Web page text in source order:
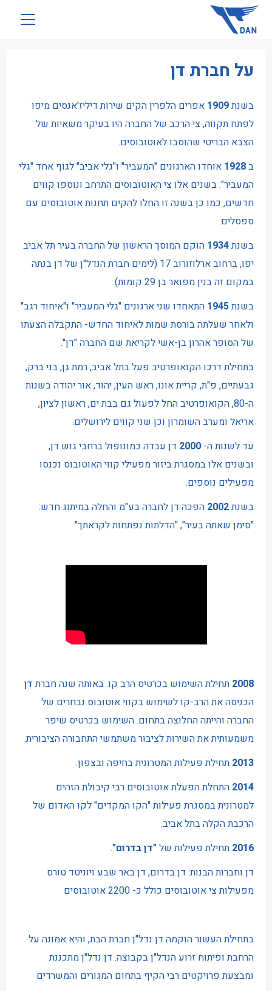
שִׂים
מֻפְעֶלֶת
נָגִישׁ
בִּקְלִיק
הַמְּסַיַּעַת
הָאֲתָר.
על חברת דן
בשנת1909 אפרים הלפרין הקים שירות דיליז'אנסים מיפו
לפתח תקווה, צי הרכב של החברה היו בעיקר משאיות של
הצבא הבריטי שהוסבו לאוטובוסים.
ב1928 אוחדו הארגונים "המעביר" ו"גלי אביב" לגוף אחד "גלי
המעביר". בשנים אלו צי האוטובוסים התרחב ונוספו קווים
חדשים, כמו כן בשנה זו החלו להקים תחנות אוטובוסים עם
ספסלים.
בשנת1934 הוקם המוסך הראשון של החברה בעיר תל אביב
יפו, ברחוב ארלוזורוב 17 (לימים חברת הנדל"ן של דן בנתה
במקום זה בנין מפואר בן 29 קומות).
בשנת1945 התאחדו שני ארגונים "גלי המעביר" ו"איחוד רגב"
ולאחר שעלתה בורסת שמות לאיחוד החדש- התקבלה הצעתו
של הסופר אהרון בן-אשי לקריאת שם החברה "דן".
בתחילת דרכו הקואופרטיב פעל בתל אביב, רמת גן, בני ברק,
גבעתיים, פ"ת, קריית אונו, ראש העין, יהוד, אור יהודה בשנות
ה-80, הקואופרטיב החל לפעול גם בבת ים, ראשון לציון,
אריאל ומערב השומרון וכן שני קווים לירושלים.
עד לשנות ה- 2000 דן עבדה כמונופול ברחבי גוש דן,
ובשנים אלו במסגרת ביזור מפעילי קווי האוטובוס נכנסו
מפעילים נוספים.
בשנת2002 הפכה דן לחברה בע"מ והחלה במיתוג חדש:
"סימן שאתה בעיר", "הדלתות נפתחות לקראתך"
2008 תחילת השימוש בכרטיס הרב קו. באותה שנה חברתדן
הכניסה את הרב-קו לשימוש בקווי אוטובוס נבחרים של
החברה והייתה החלוצה בתחום. השימוש בכרטיס שיפר
משמעותית את השירות לציבור משתמשי התחבורה הציבורית.
2013 תחילת פעילות המטרונית בחיפה ובצפון.
2014 התחלת הפעלת אוטובוסים רבי קיבולת הזהים
למטרונית במסגרת פעילות "הקו המקדים" לקו האדום של
הרכבת הקלה בתל אביב.
2016 תחילת פעילות של "דן בדרום".
דן וחברות הבנות: דן בדרום, דן באר שבע ויוניטד טורס
מפעילות צי אוטובוסים כולל כ- 2200 אוטובוסים
בתחילת העשור הוקמה דן נדל"ן חברת הבת, והיא אמונה על
הרחבת ופיתוח זרוע הנדל"ן בקבוצה. דן נדל"ן מתכננת
ומבצעת פרויקטים רבי הקיף בתחום המגורים והמשרדים